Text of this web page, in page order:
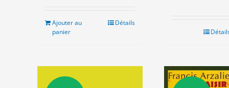
10.00€.
Ajouter au
panier
Détails